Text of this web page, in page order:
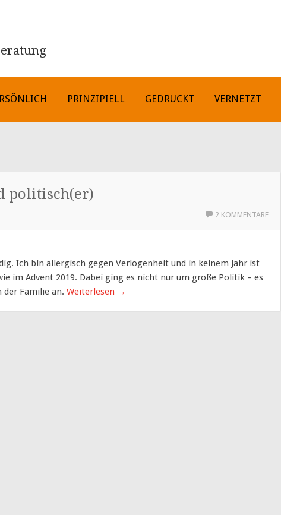
PRINZIPIELL GEDRUCKT VERNETZT
politisch(er)
2 KOMMENTARE
Ich bin allergisch gegen Verlogenheit und in keinem Jahr ist
im Advent 2019. Dabei ging es nicht nur um große Politik – es
Familie an. Weiterlesen →